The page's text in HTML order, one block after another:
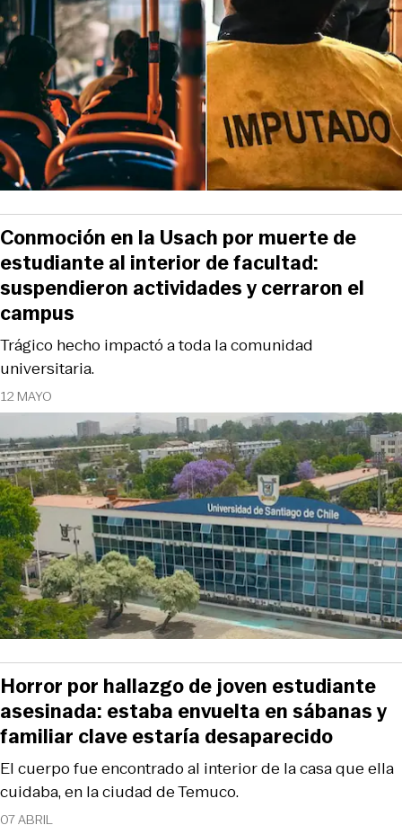
12 MAYO
Trágico hecho impactó a toda la comunidad
universitaria.
Conmoción en la Usach por muerte de
estudiante al interior de facultad:
suspendieron actividades y cerraron el
campus
07 ABRIL
El cuerpo fue encontrado al interior de la casa que ella
cuidaba, en la ciudad de Temuco.
Horror por hallazgo de joven estudiante
asesinada: estaba envuelta en sábanas y
familiar clave estaría desaparecido